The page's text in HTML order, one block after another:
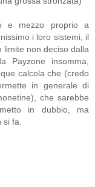
e mezzo proprio a
i loro sistemi, il
limite non deciso dalla
Payzone insomma,
calcola che (credo
in generale di
che sarebbe
in dubbio, ma
fa.